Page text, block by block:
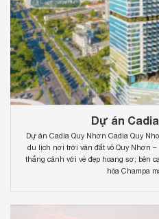
Dự án
Dự án Cadia Quy Nhơn Cadia Quy
du lịch nơi trời văn đất võ Quy Nhơn
thắng cảnh với vẻ đẹp hoang sơ; bên
hóa Champa